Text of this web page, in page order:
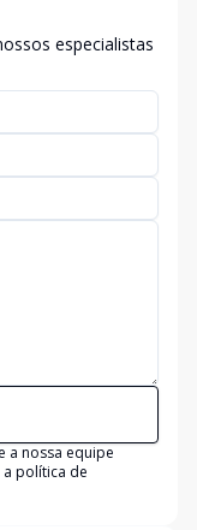
especialistas
a nossa equipe
política de